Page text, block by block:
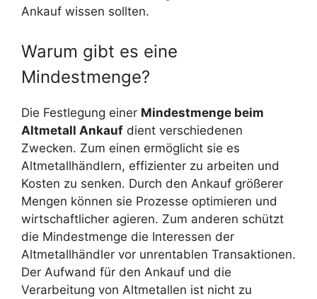
Ankauf wissen sollten.
Warum gibt es eine
Mindestmenge?
Die Festlegung einer Mindestmenge beim
Altmetall Ankauf dient verschiedenen
Zwecken. Zum einen ermöglicht sie es
Altmetallhändlern, effizienter zu arbeiten und
Kosten zu senken. Durch den Ankauf größerer
Mengen können sie Prozesse optimieren und
wirtschaftlicher agieren. Zum anderen schützt
die Mindestmenge die Interessen der
Altmetallhändler vor unrentablen Transaktionen.
Der Aufwand für den Ankauf und die
Verarbeitung von Altmetallen ist nicht zu